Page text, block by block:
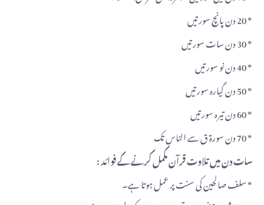
* 20 دن پانچ سورتیں
* 30 دن سات سورتیں
* 40 دن نو سورتیں
* 50 دن گیارہ سورتیں
* 60 دن تیرہ سورتیں
* 70 دن سورۃ ق سے الناس تک
سات دن میں تلاوت قرآن مکمل کرنے کے فوائد :
* سلف صالحین کی سنت پر عمل ہوتا ہے۔